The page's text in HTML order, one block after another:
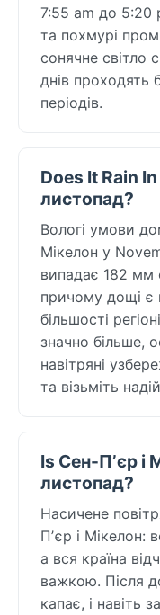
7:55 am до 5:20
та похмурі
сонячне світло
днів проходять
періодів.
Does It Rain
листопад?
Вологі умови
Мікелон у
випадає 182 мм
причому дощі
більшості
значно більше,
навітряні
та візьміть
Is Сен-Пʼєр і
листопад?
Насичене
Пʼєр і Мікелон:
а вся країна
важкою. Після
капає, і навіть